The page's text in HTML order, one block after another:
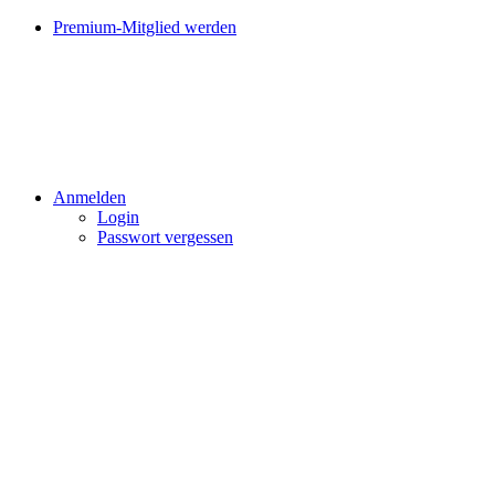
Premium-Mitglied werden
Anmelden
Login
Passwort vergessen